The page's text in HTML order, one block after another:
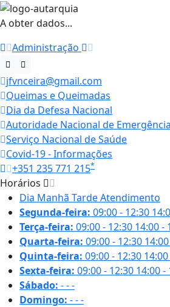
A obter dados...
Administração
jfvnceira@gmail.com
Queimas e Queimadas
Dia da Defesa Nacional
Autoridade Nacional de
Serviço Nacional de Saúde
Covid-19 - Informações
+351 235 771 215*
Horários
Dia Manhã TardeAtendimento
Segunda-feira: 09:00 - 12:30
Terça-feira: 09:00 - 12:30 14:00 -
Quarta-feira: 09:00 - 12:30
Quinta-feira: 09:00 - 12:30
Sexta-feira: 09:00 - 12:30 14:00 -
Sábado: ---
Domingo: ---